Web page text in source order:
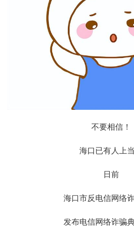
不要相信！
海口已有人上当
日前
海口市反电信网络
发布电信网络诈骗